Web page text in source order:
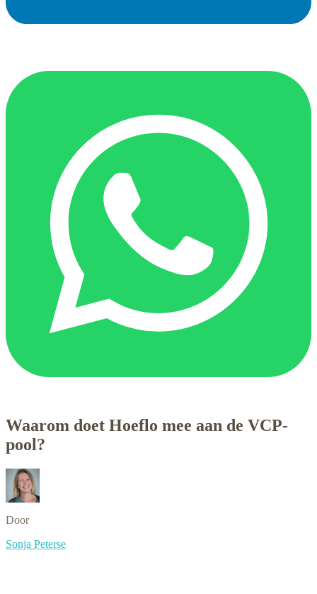
Waarom doet Hoeflo mee aan de VCP-
pool?
Door
Sonja Peterse